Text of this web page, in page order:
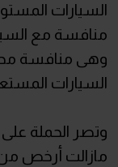
السيارات
منافسة مع
وهى منافسة
السيارات
وتصر الحملة على
مازالت أرخص